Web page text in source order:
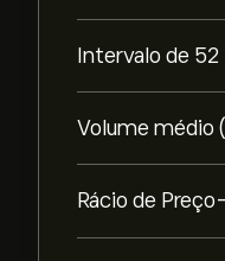
Intervalo de
Volume médio
Rácio de